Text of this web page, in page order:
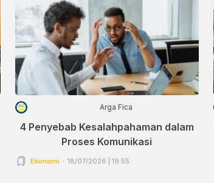
Arga Fica
4 Penyebab Kesalahpahaman dalam
Proses Komunikasi
Ekonomi 18/07/2026 | 19:55